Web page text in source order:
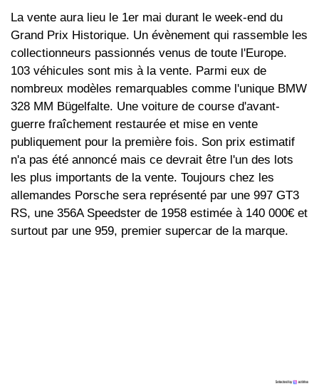
La vente aura lieu le 1er mai durant le week-end du
Grand Prix Historique. Un évènement qui rassemble les
collectionneurs passionnés venus de toute l'Europe.
103 véhicules sont mis à la vente. Parmi eux de
nombreux modèles remarquables comme l'unique BMW
328 MM Bügelfalte. Une voiture de course d'avant-
guerre fraîchement restaurée et mise en vente
publiquement pour la première fois. Son prix estimatif
n'a pas été annoncé mais ce devrait être l'un des lots
les plus importants de la vente. Toujours chez les
allemandes Porsche sera représenté par une 997 GT3
RS, une 356A Speedster de 1958 estimée à 140 000€ et
surtout par une 959, premier supercar de la marque.